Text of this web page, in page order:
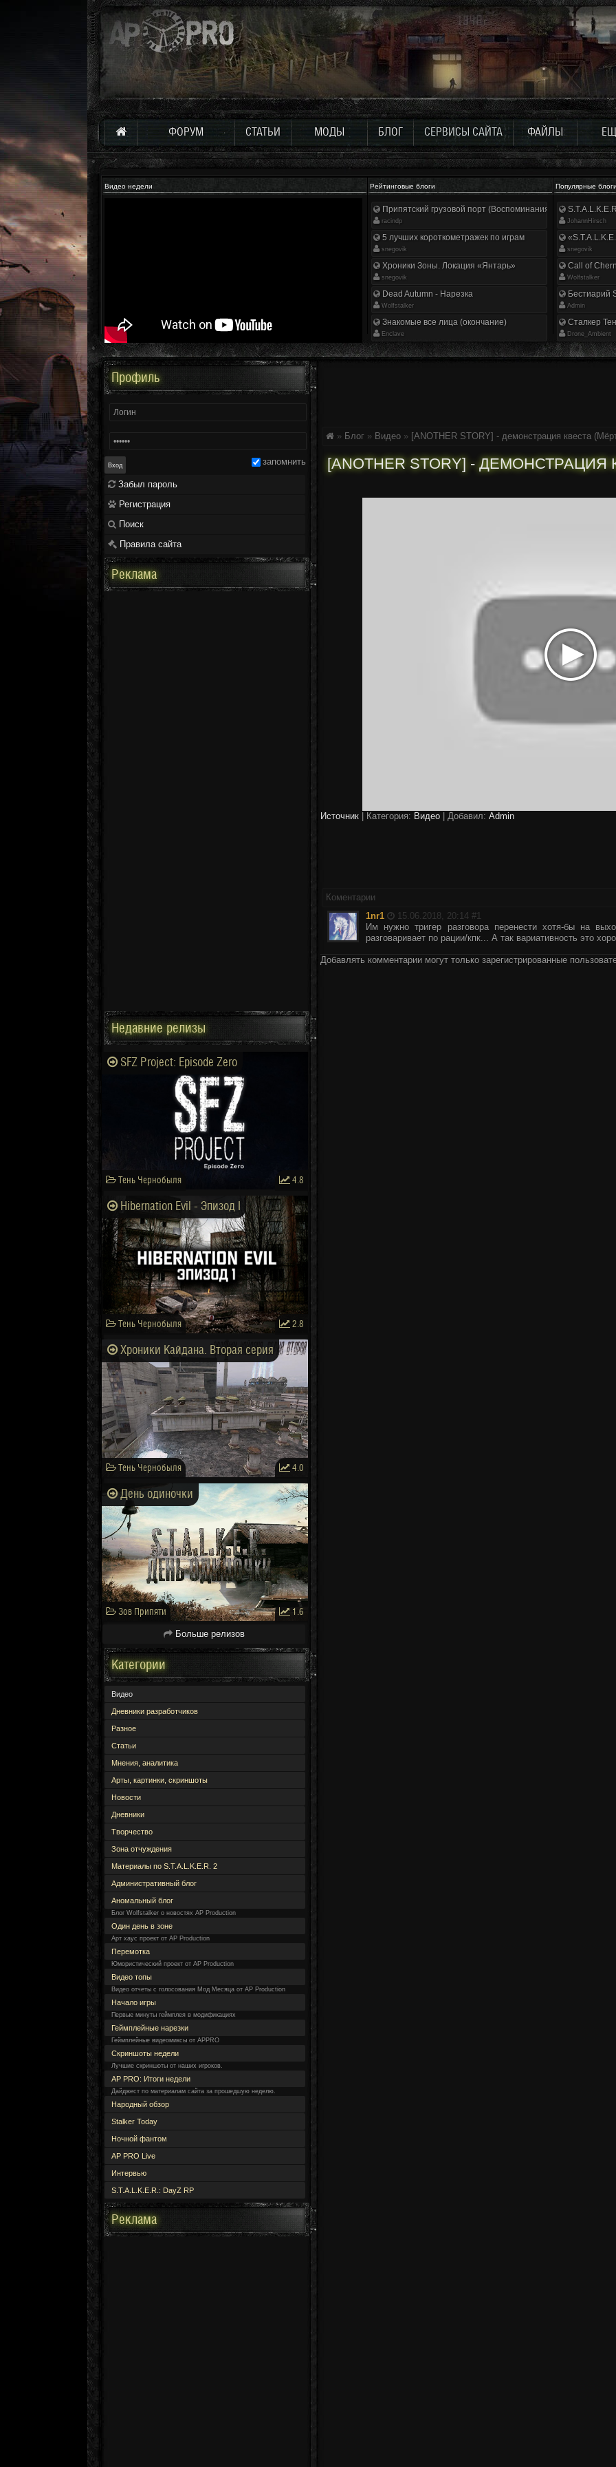
ФОРУМ СТАТЬИ МОДЫ БЛОГ СЕРВИСЫ САЙТА ФАЙЛЫ
Видео недели Рейтинговые блоги Популярные
Припятский грузовой порт (Воспоминания ликвидатора)
racindp
5 лучших короткометражек по играм
snegovik
Хроники Зоны. Локация «Янтарь»
snegovik
Dead Autumn - Нарезка
Wolfstalker
Знакомые все лица (окончание)
Enclave
JohannHirsch
snegovik
Call of
Wolfstalker
Бестиарий
Аdmin
Сталкер
Drone_Ambient
» Блог » Видео » [ANOTHER STORY] - демонстрация квеста
[ANOTHER STORY] -
Источник Категория: Видео | Добавил: Аdmin
Коментарии
1nr1
15.06.2018, 20:14 #1
Им нужно тригер разговора перенести хотя-бы на
разговаривает по рации/кпк... А так вариативность это
Добавлять комментарии могут только зарегистрированные
Профиль
запомнить
Забыл пароль
Регистрация
Поиск
Правила сайта
Реклама
Недавние релизы
SFZ Project: Episode Zero
Тень Чернобыля 4.8
Hibernation Evil - Эпизод I
Тень Чернобыля 2.8
Хроники Кайдана. Вторая серия
Тень Чернобыля 4.0
День одиночки
Зов Припяти 1.6
Больше релизов
Категории
Видео
Дневники разработчиков
Разное
Статьи
Мнения, аналитика
Арты, картинки, скриншоты
Новости
Дневники
Творчество
Зона отчуждения
Материалы по S.T.A.L.K.E.R. 2
Административный блог
Аномальный блог
Блог Wolfstalker о новостях AP Production
Один день в зоне
Арт хаус проект от AP Production
Перемотка
Юмористический проект от AP Production
Видео топы
Видео отчеты с голосования Мод Месяца от AP Production
Начало игры
Первые минуты геймплея в модификациях
Геймплейные нарезки
Геймплейные видеомиксы от APPRO
Скриншоты недели
Лучшие скриншоты от наших игроков.
AP PRO: Итоги недели
Дайджест по материалам сайта за прошедшую неделю.
Народный обзор
Stalker Today
Ночной фантом
AP PRO Live
Интервью
S.T.A.L.K.E.R.: DayZ RP
Реклама